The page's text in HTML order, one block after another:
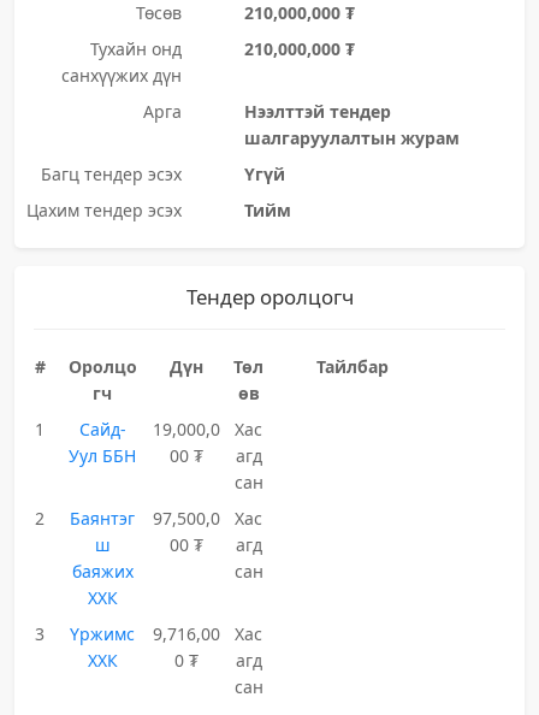
Төсөв
210,000,000 ₮
Тухайн онд
санхүүжих дүн
210,000,000 ₮
Арга
Нээлттэй тендер
шалгаруулалтын журам
Багц тендер эсэх
Үгүй
Цахим тендер эсэх
Тийм
Тендер оролцогч
#
Оролцо
гч
Дүн
Төл
өв
Тайлбар
1
Сайд-
Уул ББН
19,000,0
00 ₮
Хас
агд
сан
2
Баянтэг
ш
баяжих
ХХК
97,500,0
00 ₮
Хас
агд
сан
3
Үржимс
ХХК
9,716,00
0 ₮
Хас
агд
сан